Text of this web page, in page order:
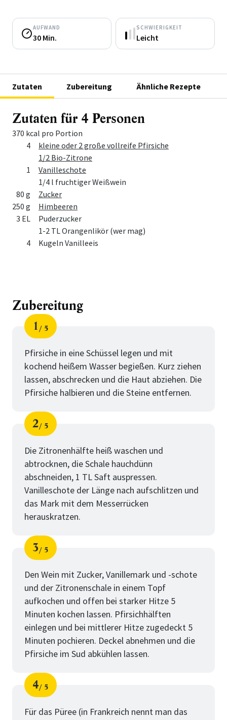
AUFWAND
30 Min.
SCHWIERIGKEIT
Leicht
Zutaten Zubereitung Ähnliche Rezepte
Zutaten für 4 Personen
370 kcal pro Portion
Menge
Zutat
4
kleine oder 2 große vollreife Pfirsiche
1/2 Bio-Zitrone
1
Vanilleschote
1/4 l fruchtiger Weißwein
80 g
Zucker
250 g
Himbeeren
3 EL
Puderzucker
1-2 TL Orangenlikör (wer mag)
4
Kugeln Vanilleeis
Zubereitung
Schritt
1
von
5
Pfirsiche in eine Schüssel legen und mit
kochend heißem Wasser begießen. Kurz ziehen
lassen, abschrecken und die Haut abziehen. Die
Pfirsiche halbieren und die Steine entfernen.
Schritt
2
von
5
Die Zitronenhälfte heiß waschen und
abtrocknen, die Schale hauchdünn
abschneiden, 1 TL Saft auspressen.
Vanilleschote der Länge nach aufschlitzen und
das Mark mit dem Messerrücken
herauskratzen.
Schritt
3
von
5
Den Wein mit Zucker, Vanillemark und -schote
und der Zitronenschale in einem Topf
aufkochen und offen bei starker Hitze 5
Minuten kochen lassen. Pfirsichhälften
einlegen und bei mittlerer Hitze zugedeckt 5
Minuten pochieren. Deckel abnehmen und die
Pfirsiche im Sud abkühlen lassen.
Schritt
4
von
5
Für das Püree (in Frankreich nennt man das